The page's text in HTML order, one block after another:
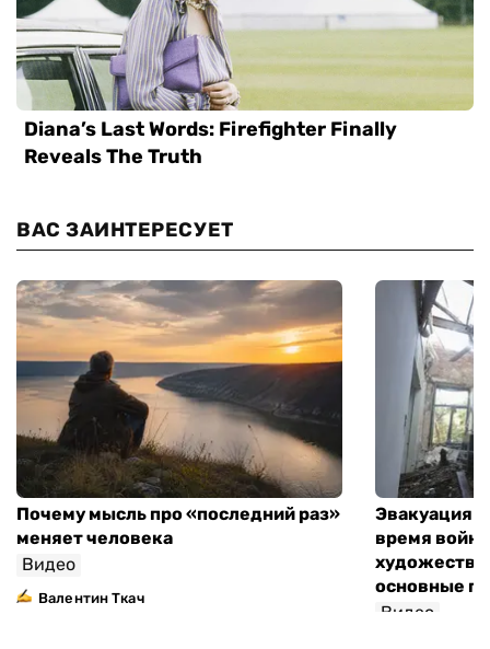
ВАС ЗАИНТЕРЕСУЕТ
Почему мысль про «последний раз»
меняет человека
Видео
Валентин Ткач
Эвакуация
время
основные
Видео